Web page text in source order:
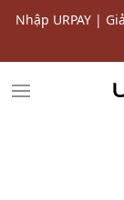
toán trực tuyến
SALE